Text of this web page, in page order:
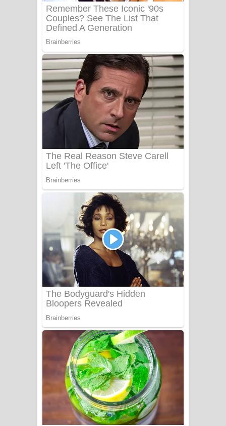
බෙන්තර පාලමේ ගීතයේ පද පෙළ
Sanda Babalena Song Lyrics - සඳ
Adare Wadi Nisa Song Lyrics - ආදරේ
වැඩි නිසා ගීතයේ පද පෙළ
UNUHUMA Song Lyrics - උණුහුම
ගීතයේ පද පෙළ
Katakara Song Lyrics - කටකාර ගීතයේ
Tharu Yaye Dilena Song Lyrics - තරු
යායේ දිලෙනා ගීතයේ පද පෙළ
Ow Man Sosa Song Lyrics - ඔව් මං
සෝසා ගීතයේ පද පෙළ
Heavy Weight Song Lyrics
Aye Lanweela Song Lyrics - ආයේ
Ala purannata Song Lyrics - ආල
පුරන්නට ගීතයේ පද පෙළ
FEVER DREAM Lyrics - Alex Warren
BTS : Hooligan Lyrics